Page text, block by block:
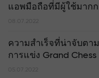
แอพมือถือที่มีผู้ใช้มาก
08.07.2022
ความสำเร็จที่น่าจับตา
การแข่ง Grand